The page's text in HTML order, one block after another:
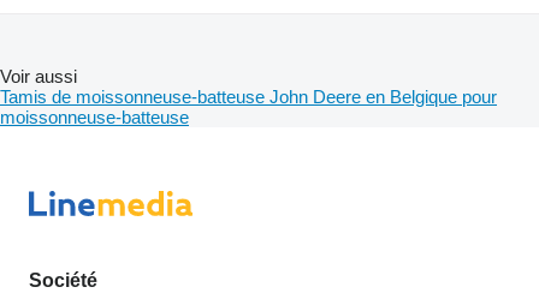
Voir aussi
Tamis de moissonneuse-batteuse John Deere en Belgique pour
moissonneuse-batteuse
Société